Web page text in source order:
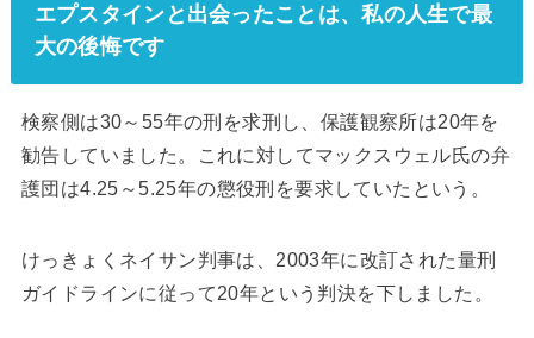
エプスタインと出会ったことは、私の人生で最
大の後悔です
検察側は30～55年の刑を求刑し、保護観察所は20年を
勧告していました。これに対してマックスウェル氏の弁
護団は4.25～5.25年の懲役刑を要求していたという。
けっきょくネイサン判事は、2003年に改訂された量刑
ガイドラインに従って20年という判決を下しました。